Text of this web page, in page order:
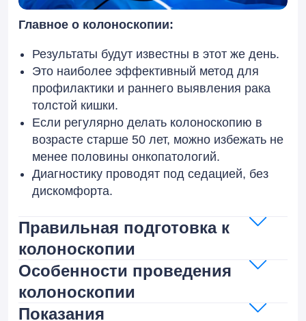
Главное о колоноскопии:
Результаты будут известны в этот же день.
Это наиболее эффективный метод для
профилактики и раннего выявления рака
толстой кишки.
Если регулярно делать колоноскопию в
возрасте старше 50 лет, можно избежать не
менее половины онкопатологий.
Диагностику проводят под седацией, без
дискомфорта.
Правильная подготовка к
колоноскопии
Особенности проведения
колоноскопии
Показания